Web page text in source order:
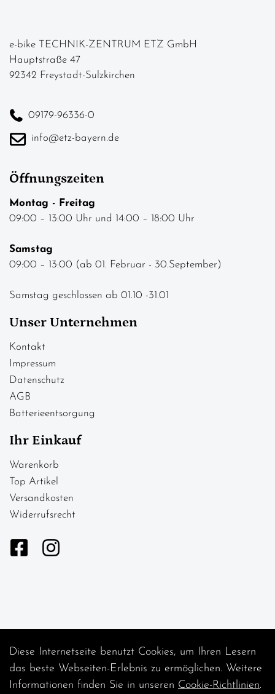
e-bike TECHNIK-ZENTRUM ETZ GmbH
Hauptstraße 47
92342 Freystadt-Sulzkirchen
09179-96336-0
info@etz-bayern.de
Öffnungszeiten
Montag - Freitag
09:00 – 13:00 Uhr und 14:00 – 18:00 Uhr
Samstag
09:00 – 13:00 (ab 01. Februar - 30.September)
Samstag geschlossen ab 01.10 -31.01
Unser Unternehmen
Kontakt
Impressum
Datenschutz
AGB
Batterieentsorgung
Ihr Einkauf
Warenkorb
Top Artikel
Versandkosten
Widerrufsrecht
Diese Internetseite benutzt Cookies, um Ihren Lesern
das beste Webseiten-Erlebnis zu ermöglichen. Weitere
Informationen finden Sie in unseren Cookie-Richtlinien.
Auftrag widerrufen